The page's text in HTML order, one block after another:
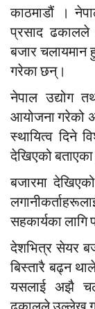
काठमाडौं ।
प्रसाद ढकालले
बजार
गरेका छन्।
नेपाल उद्योग
आयोजना गरेको
स्थायित्व दिने
देखिएको
बजारमा
सहकार्यका
देशभित्र सेयर
बिस्तारै बढ्न
यसलाई अझै